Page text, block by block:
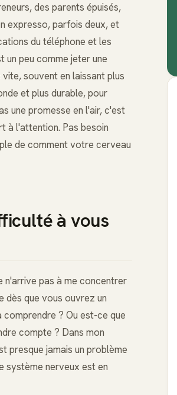
des parents épuisés,
expresso, parfois deux, et
du téléphone et les
un peu comme jeter une
souvent en laissant plus
et plus durable, pour
une promesse en l'air, c'est
à l'attention. Pas besoin
de comment votre cerveau
à vous
n'arrive pas à me concentrer
dès que vous ouvrez un
? Ou est-ce que
compte ? Dans mon
presque jamais un problème
système nerveux est en